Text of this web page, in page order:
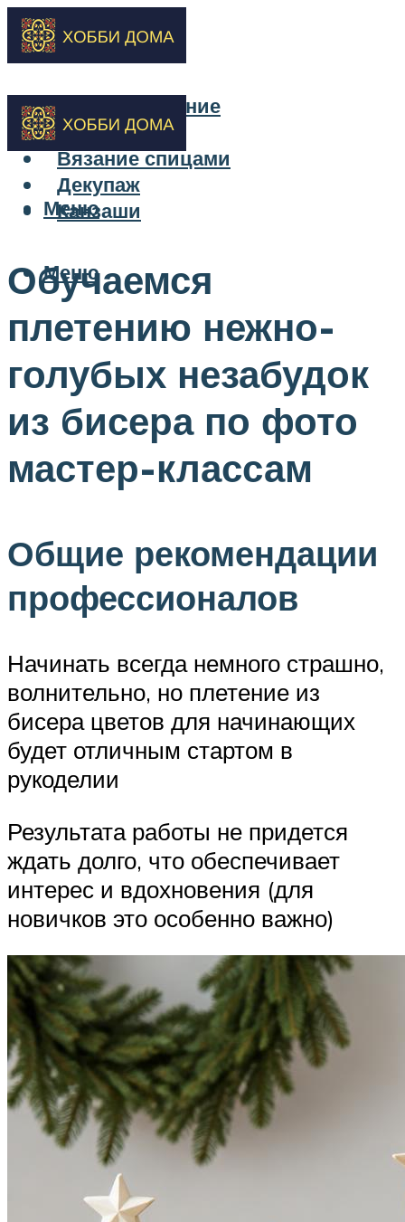
Бисероплетение
Вышивка
Вязание спицами
Декупаж
Канзаши
Меню
Меню
Обучаемся
плетению нежно-
голубых незабудок
из бисера по фото
мастер-классам
Общие рекомендации
профессионалов
Начинать всегда немного страшно,
волнительно, но плетение из
бисера цветов для начинающих
будет отличным стартом в
рукоделии
Результата работы не придется
ждать долго, что обеспечивает
интерес и вдохновения (для
новичков это особенно важно)